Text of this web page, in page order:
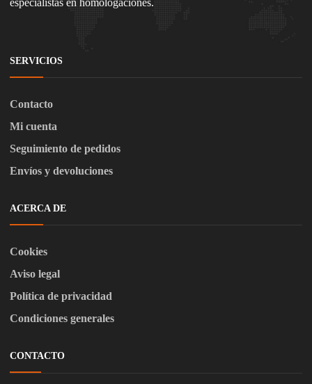
especialistas en homologaciones.
SERVICIOS
Contacto
Mi cuenta
Seguimiento de pedidos
Envíos y devoluciones
ACERCA DE
Cookies
Aviso legal
Política de privacidad
Condiciones generales
CONTACTO